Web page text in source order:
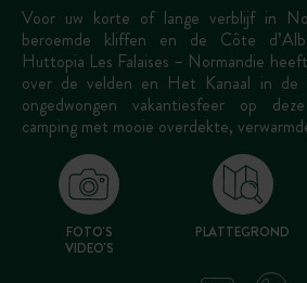
Voor uw korte of lange verblijf in
beroemde kliffen en de Côte
Huttopia Les Falaises – Normandie
over de velden en Het Kanaal in
ongedwongen vakantiesfeer op
camping met mooie overdekte,
FOTO'S
VIDEO'S
PLATTEGROND